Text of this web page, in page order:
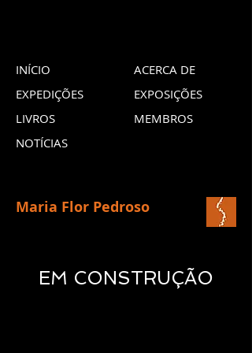
INÍCIO
EXPEDIÇÕES
LIVROS
ACERCA DE
EXPOSIÇÕES
MEMBROS
NOTÍCIAS
Maria Flor Pedroso
EM CONSTRUÇÃO